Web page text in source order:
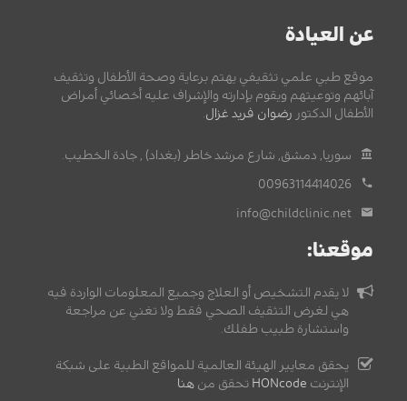
عن العيادة
موقع طبي علمي تثقيفي يهتم برعاية وصحة الأطفال وتثقيف
آبائهم وتوعيتهم ويقوم بإدارته والإشراف عليه أخصائي أمراض
الأطفال الدكتور رضوان فريد غزال
سوريا, دمشق, شارع مرشد خاطر (بغداد) , جادة الخطيب.
00963114414026
info@childclinic.net
موقعنا:
لا يقدم التشخيص أو العلاج وجميع المعلومات الواردة فيه
هي لغرض التثقيف الصحي فقط ولا تغني عن مراجعة
واستشارة طبيب طفلك.
يحقق معايير الهيئة العالمية للمواقع الطبية على شبكة
الإنترنت HONcode تحقق من هنا